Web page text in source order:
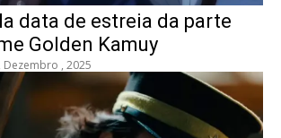
data de estreia da parte
Golden Kamuy
Dezembro , 2025